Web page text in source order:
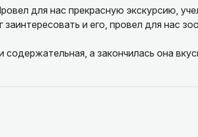
для нас прекрасную экскурсию,
и его, провел для нас
содержательная, а закончилась она